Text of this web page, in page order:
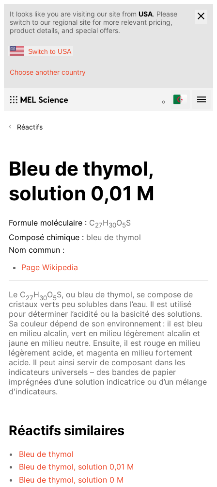
It looks like you are visiting our site from USA. Please
switch to our regional site for more relevant pricing,
product details, and special offers.
Switch to USA
Choose another country
Réactifs
Bleu de thymol,
solution 0,01 M
Formule moléculaire : C27H30O5S
Composé chimique : bleu de thymol
Nom commun :
Page Wikipedia
Le C27H30O5S, ou bleu de thymol, se compose de
cristaux verts peu solubles dans l’eau. Il est utilisé
pour déterminer l’acidité ou la basicité des solutions.
Sa couleur dépend de son environnement : il est bleu
en milieu alcalin, vert en milieu légèrement alcalin et
jaune en milieu neutre. Ensuite, il est rouge en milieu
légèrement acide, et magenta en milieu fortement
acide. Il peut ainsi servir de composant dans les
indicateurs universels – des bandes de papier
imprégnées d’une solution indicatrice ou d’un mélange
d'indicateurs.
Réactifs similaires
Bleu de thymol
Bleu de thymol, solution 0,01 M
Bleu de thymol, solution 0 M